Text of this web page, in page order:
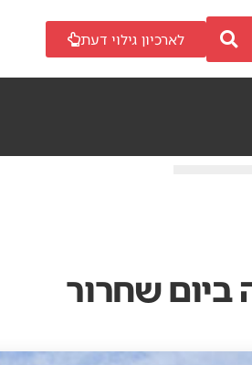
לארכיון גילוי דעת
ביום שחרור